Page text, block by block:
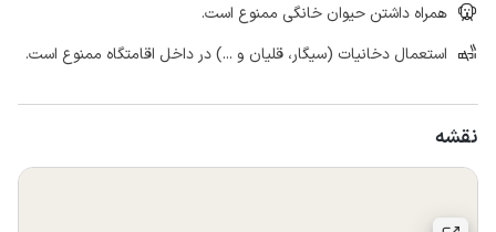
همراه داشتن حیوان خانگی ممنوع است.
استعمال دخانیات (سیگار، قلیان و ...) در داخل اقامتگاه ممنوع است.
نقشه